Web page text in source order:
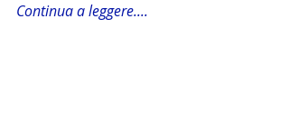
Continua a leggere....